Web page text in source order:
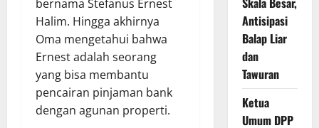
bernama Stefanus Ernest
Halim. Hingga akhirnya
Oma mengetahui bahwa
Ernest adalah seorang
yang bisa membantu
pencairan pinjaman bank
dengan agunan properti.
Antisipasi
Balap Liar
dan
Tawuran
Ketua
Umum DPP